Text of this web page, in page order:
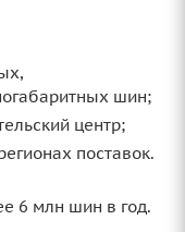
шин;
центр;
поставок.
6 млн шин в год.